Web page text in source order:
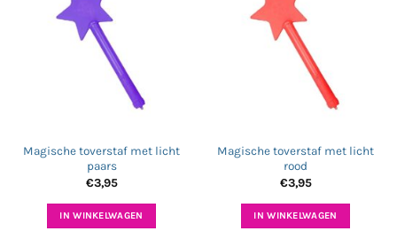
Magische toverstaf met licht
paars
€3,95
IN WINKELWAGEN
Magische toverstaf met licht
rood
€3,95
IN WINKELWAGEN